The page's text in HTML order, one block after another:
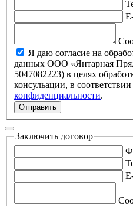
Я даю согласие на
данных ООО «Янтарная
5047082223) в целях обработки запроса и полченя
консульации, в соответствии
конфиденциальности.
Отправить
Заключить договор